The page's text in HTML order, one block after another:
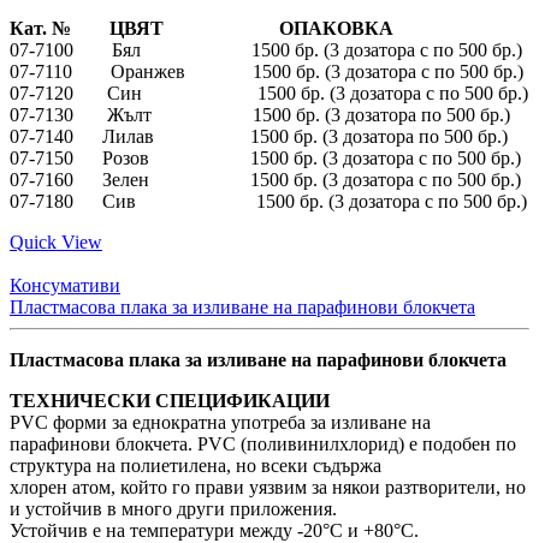
Кат. № ЦВЯТ ОПАКОВКА
07-7100 Бял 1500 бр. (3 дозатора с по 500 бр.)
07-7110 Оранжев 1500 бр. (3 дозатора с по 500 бр.)
07-7120 Син 1500 бр. (3 дозатора с по 500 бр.)
07-7130 Жълт 1500 бр. (3 дозатора по 500 бр.)
07-7140 Лилав 1500 бр. (3 дозатора по 500 бр.)
07-7150 Розов 1500 бр. (3 дозатора с по 500 бр.)
07-7160 Зелен 1500 бр. (3 дозатора с по 500 бр.)
07-7180 Сив 1500 бр. (3 дозатора с по 500 бр.)
Quick View
Консумативи
Пластмасова плака за изливане на парафинови блокчета
Пластмасова плака за изливане на парафинови блокчета
ТЕХНИЧЕСКИ СПЕЦИФИКАЦИИ
PVC форми за еднократна употреба за изливане на
парафинови блокчета. PVC (поливинилхлорид) е подобен по
структура на полиетилена, но всеки съдържа
хлорен атом, който го прави уязвим за някои разтворители, но
и устойчив в много други приложения.
Устойчив е на температури между -20°C и +80°C.